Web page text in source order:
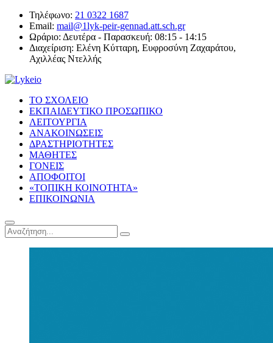
Τηλέφωνο: 21 0322 1687
Email: mail@1lyk-peir-gennad.att.sch.gr
Ωράριο: Δευτέρα - Παρασκευή: 08:15 - 14:15
Διαχείριση: Ελένη Κύτταρη, Ευφροσύνη Ζαχαράτου,
Αχιλλέας Ντελλής
ΤΟ ΣΧΟΛΕΙΟ
ΕΚΠΑΙΔΕΥΤΙΚΟ ΠΡΟΣΩΠΙΚΟ
ΛΕΙΤΟΥΡΓΙΑ
ΑΝΑΚΟΙΝΩΣΕΙΣ
ΔΡΑΣΤΗΡΙΟΤΗΤΕΣ
ΜΑΘΗΤΕΣ
ΓΟΝΕΙΣ
ΑΠΟΦΟΙΤΟΙ
«ΤΟΠΙΚΗ ΚΟΙΝΟΤΗΤΑ»
ΕΠΙΚΟΙΝΩΝΙΑ